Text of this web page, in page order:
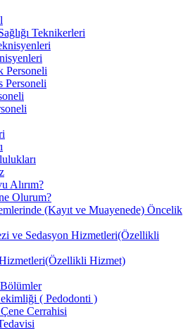
Teknikerleri
Personeli
Personeli
Alırım?
Olurum?
(Kayıt ve Muayenede) Öncelik
ve Sedasyon Hizmetleri(Özellikli
Hizmet)
( Pedodonti )
Cerrahisi